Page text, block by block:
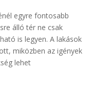
egyre fontosabb
álló tér ne csak
is legyen. A lakások
miközben az igények
lehet